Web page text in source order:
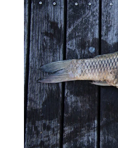
依然として自
高木前復興相